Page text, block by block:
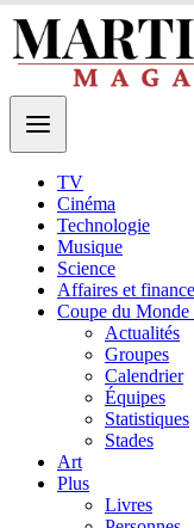
TV
Cinéma
Technologie
Musique
Science
Affaires et
Coupe du Monde
Actualités
Groupes
Calendrier
Équipes
Statistiques
Stades
Art
Plus
Livres